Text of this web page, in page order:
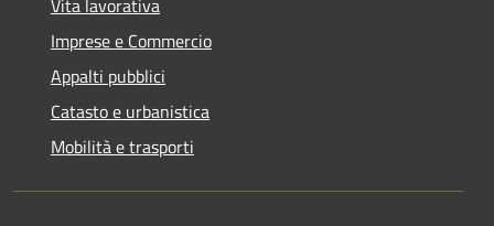
Vita lavorativa
Imprese e Commercio
Appalti pubblici
Catasto e urbanistica
Mobilità e trasporti